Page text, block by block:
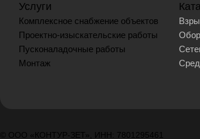
Услуги
Комплексное снабжение объектов
Проектно-изыскательские работы
Пусконаладочные работы
Монтаж
© ООО «КОНТУР-ЗЕТ», ИНН: 7801295461